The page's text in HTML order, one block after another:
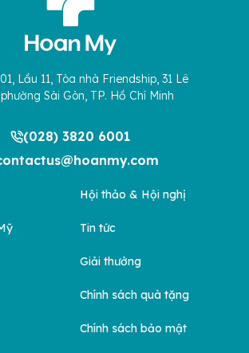
Lầu 11, Tòa nhà Friendship, 31 Lê
Sài Gòn, TP. Hồ Chí Minh
(028) 3820 6001
Hội thảo & Hội nghị
Tin tức
Giải thưởng
Chính sách quà tặng
Chính sách bảo mật